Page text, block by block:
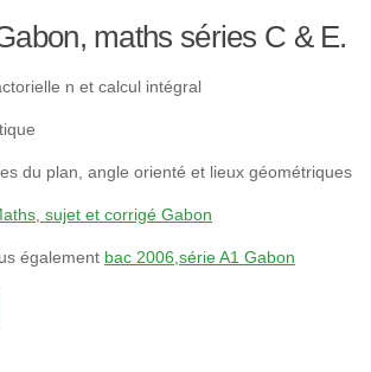
maths séries C & E.
n et calcul intégral
du plan, angle orienté et lieux géométriques
sujet et corrigé Gabon
également bac 2006,série A1 Gabon